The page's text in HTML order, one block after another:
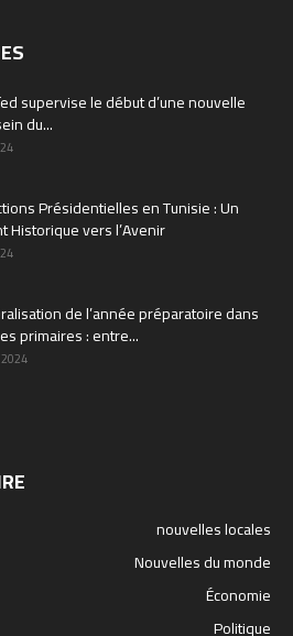
supervise le début d’une nouvelle
du...
Présidentielles en Tunisie : Un
Historique vers l’Avenir
de l’année préparatoire dans
primaires : entre...
nouvelles locales
Nouvelles du monde
Économie
Politique